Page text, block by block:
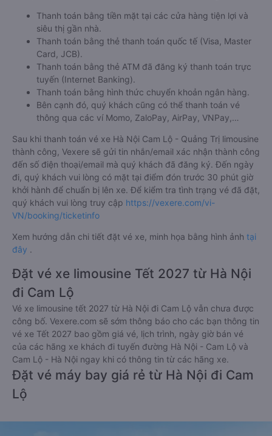
Thanh toán bằng tiền mặt tại các cửa hàng tiện lợi và
siêu thị gần nhà.
Thanh toán bằng thẻ thanh toán quốc tế (Visa, Master
Card, JCB).
Thanh toán bằng thẻ ATM đã đăng ký thanh toán trực
tuyến (Internet Banking).
Thanh toán bằng hình thức chuyển khoản ngân hàng.
Bên cạnh đó, quý khách cũng có thể thanh toán vé
thông qua các ví Momo, ZaloPay, AirPay, VNPay,…
Sau khi thanh toán vé xe Hà Nội Cam Lộ - Quảng Trị limousine
thành công, Vexere sẽ gửi tin nhắn/email xác nhận thành công
đến số điện thoại/email mà quý khách đã đăng ký. Đến ngày
đi, quý khách vui lòng có mặt tại điểm đón trước 30 phút giờ
khởi hành để chuẩn bị lên xe. Để kiểm tra tình trạng vé đã đặt,
quý khách vui lòng truy cập https://vexere.com/vi-
VN/booking/ticketinfo
Xem hướng dẫn chi tiết đặt vé xe, minh họa bằng hình ảnh tại
đây .
Đặt vé xe limousine Tết 2027 từ Hà Nội
đi Cam Lộ
Vé xe limousine tết 2027 từ Hà Nội đi Cam Lộ vẫn chưa được
công bố. Vexere.com sẽ sớm thông báo cho các bạn thông tin
vé xe Tết 2027 bao gồm giá vé, lịch trình, ngày giờ bán vé
của các hãng xe khách đi tuyến đường Hà Nội - Cam Lộ và
Cam Lộ - Hà Nội ngay khi có thông tin từ các hãng xe.
Đặt vé máy bay giá rẻ từ Hà Nội đi Cam
Lộ